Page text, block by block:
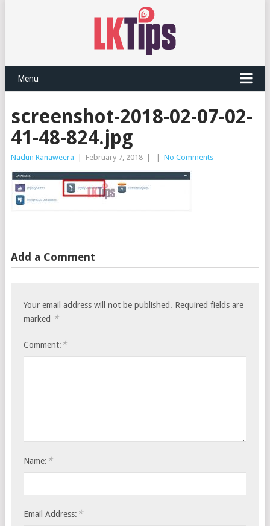
Menu
screenshot-2018-02-07-02-
41-48-824.jpg
Nadun Ranaweera February 7, 2018 No Comments
Add a Comment
Your email address will not be published. Required fields are
marked *
Comment: *
Name: *
Email Address: *